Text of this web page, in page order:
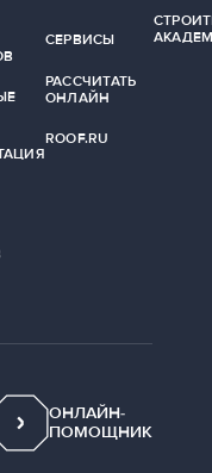
СЕРВИСЫ
РАССЧИТАТЬ
ОНЛАЙН
ROOF.RU
ОНЛАЙН-
ПОМОЩНИК